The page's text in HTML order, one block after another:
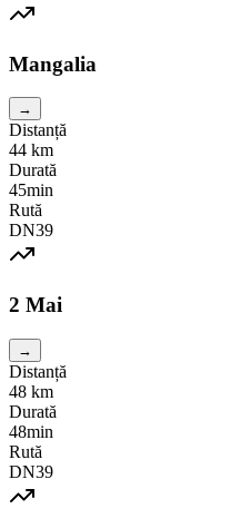
Mangalia
→
Distanță
44 km
Durată
45min
Rută
DN39
2 Mai
→
Distanță
48 km
Durată
48min
Rută
DN39